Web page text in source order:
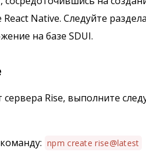
Native. Следуйте
на базе SDUI.
Rise, выполните
npm create rise@latest